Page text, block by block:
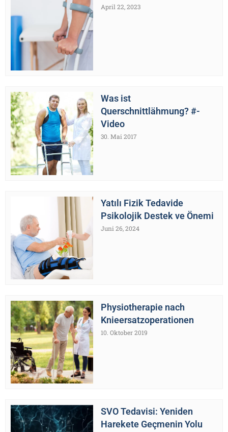
April 22, 2023
Was ist
Querschnittlähmung? #-
Video
30. Mai 2017
Yatılı Fizik Tedavide
Psikolojik Destek ve Önemi
Juni 26, 2024
Physiotherapie nach
Knieersatzoperationen
10. Oktober 2019
SVO Tedavisi: Yeniden
Harekete Geçmenin Yolu